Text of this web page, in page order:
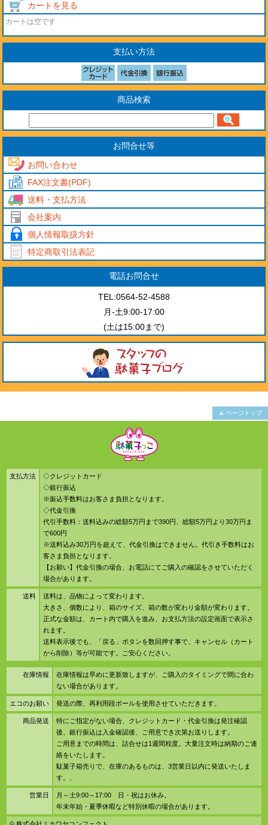
カートを見る
カートは空です
支払い方法
商品検索
お問合せ等
お問い合わせ
FAX注文書(PDF)
送料・支払方法
会社案内
個人情報取扱方針
特定商取引法表記
電話お問合せ
TEL:0564-52-4588
月-土9:00-17:00
(土は15:00まで)
▲ ページトップ
支払方法
◇クレジットカード
◇銀行振込
※振込手数料はお客さま負担となります。
◇代金引換
代引手数料：送料込みの総額5万円まで390円、総額5万円より30万円ま
で600円
※送料込み30万円を超えて、代金引換はできません。代引き手数料はお
客さま負担となります。
【お願い】代金引換の場合、お電話にてご購入の確認をさせていただく
場合があります。
送料
送料は、品物によって変わります。
大きさ、個数により、箱のサイズ、箱の数が変わり金額が変わります。
正式な金額は、カート内で購入を進み、お支払方法の設定画面で表示さ
れます。
送料表示後でも、「戻る」ボタンを数回押す事で、キャンセル（カート
から削除）等が可能です。ご安心ください。
在庫情報
在庫情報は早めに更新致しますが、ご購入のタイミングで間に合わ
ない場合があります。
エコのお願い 発送の際、再利用段ボールを使用させていただきます。
商品発送
特にご指定がない場合、クレジットカード・代金引換は発注確認
後、銀行振込は入金確認後、ご用意でき次第お送りします。
ご用意までの時間は、詰合せは1週間程度。大量注文時は納期のご連
絡をいたします。
駄菓子箱売りで、在庫のあるものは、3営業日以内に発送いたしま
す。、
営業日
月～土9:00～17:00 日・祝はお休み。
年末年始・夏季休暇など特別休暇の場合があります。